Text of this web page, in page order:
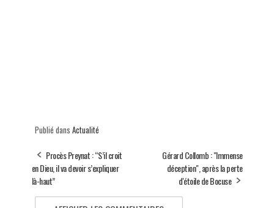
Publié dans Actualité
Procès Preynat : “S’il croit
en Dieu, il va devoir s’expliquer
là-haut”
Gérard Collomb : "Immense
déception", après la perte
d'étoile de Bocuse